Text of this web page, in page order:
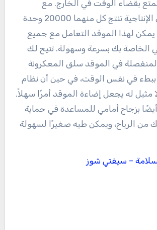
بقضاء الوقت في الخارج. مع
شعلتين عاليتين الإنتاجية تنتج كل منهما 20000 وحدة
يمكن لهذا الموقد التعامل مع جميع
الخاصة بك بسرعة وسهولة. تتيح لك
في الموقد سلق المعكرونة
في نفس الوقت، في حين أن نظام
مثيل له يجعل إضاءة الموقد أمرًا سهلاً.
يتميز Everest أيضًا بزجاج أمامي للمساعدة في حماية
من الرياح، ويمكن طيه صغيرًا لسهولة
– سيفتي شوز